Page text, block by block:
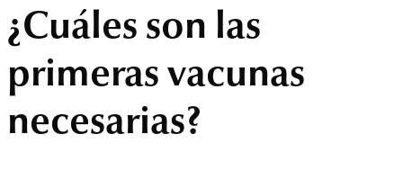
¿Cuáles son las
primeras vacunas
necesarias?